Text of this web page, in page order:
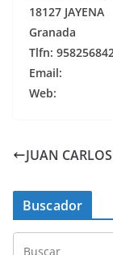
18127 JAYENA
Granada
Tlfn:
Email:
Web:
JUAN
Buscador